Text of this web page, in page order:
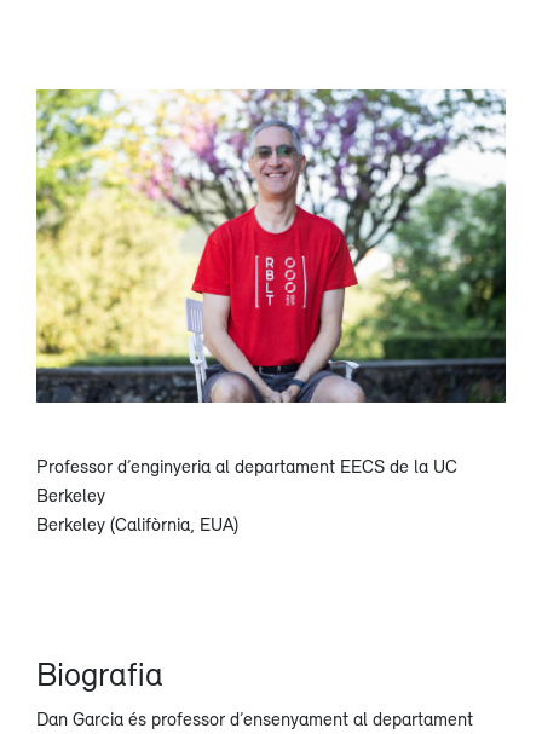
Professor d’enginyeria al departament EECS de la UC
Berkeley
Berkeley (Califòrnia, EUA)
Biografia
​Dan Garcia és professor d’ensenyament al departament